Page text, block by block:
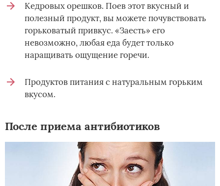
Кедровых орешков. Поев этот вкусный и
полезный продукт, вы можете почувствовать
горьковатый привкус. «Заесть» его
невозможно, любая еда будет только
наращивать ощущение горечи.
Продуктов питания с натуральным горьким
вкусом.
После приема антибиотиков